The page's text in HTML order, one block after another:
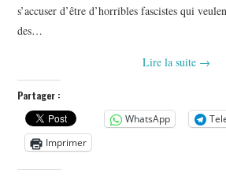
s’accuser d’être d’horribles fascistes qui
des…
Lire la suite →
Partager :
WhatsApp
Imprimer